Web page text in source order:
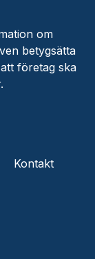
om
betygsätta
företag ska
Kontakt